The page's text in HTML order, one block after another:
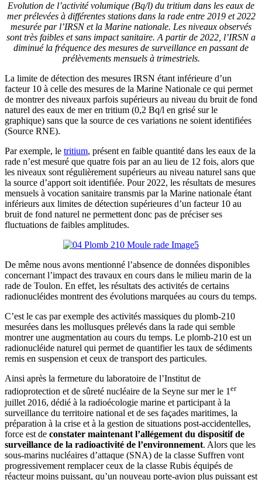
Evolution de l’activité volumique (Bq/l) du tritium dans les eaux de
mer prélevées à différentes stations dans la rade entre 2019 et 2022
mesurée par l’IRSN et la Marine nationale. Les niveaux observés
sont très faibles et sans impact sanitaire. A partir de 2022, l’IRSN a
diminué la fréquence des mesures de surveillance en passant de
prélèvements mensuels à trimestriels.
La limite de détection des mesures IRSN étant inférieure d’un
facteur 10 à celle des mesures de la Marine Nationale ce qui permet
de montrer des niveaux parfois supérieurs au niveau du bruit de fond
naturel des eaux de mer en tritium (0,2 Bq/l en grisé sur le
graphique) sans que la source de ces variations ne soient identifiées
(Source RNE).
Par exemple, le tritium, présent en faible quantité dans les eaux de la
rade n’est mesuré que quatre fois par an au lieu de 12 fois, alors que
les niveaux sont régulièrement supérieurs au niveau naturel sans que
la source d’apport soit identifiée. Pour 2022, les résultats de mesures
mensuels à vocation sanitaire transmis par la Marine nationale étant
inférieurs aux limites de détection supérieures d’un facteur 10 au
bruit de fond naturel ne permettent donc pas de préciser ses
fluctuations de faibles amplitudes.
De même nous avons mentionné l’absence de données disponibles
concernant l’impact des travaux en cours dans le milieu marin de la
rade de Toulon. En effet, les résultats des activités de certains
radionucléides montrent des évolutions marquées au cours du temps.
C’est le cas par exemple des activités massiques du plomb-210
mesurées dans les mollusques prélevés dans la rade qui semble
montrer une augmentation au cours du temps. Le plomb-210 est un
radionucléide naturel qui permet de quantifier les taux de sédiments
remis en suspension et ceux de transport des particules.
Ainsi après la fermeture du laboratoire de l’Institut de
radioprotection et de sûreté nucléaire de la Seyne sur mer le 1er
juillet 2016, dédié à la radioécologie marine et participant à la
surveillance du territoire national et de ses façades maritimes, la
préparation à la crise et à la gestion de situations post-accidentelles,
force est de constater maintenant l’allégement du dispositif de
surveillance de la radioactivité de l’environnement. Alors que les
sous-marins nucléaires d’attaque (SNA) de la classe Suffren vont
progressivement remplacer ceux de la classe Rubis équipés de
réacteur moins puissant, qu’un nouveau porte-avion plus puissant est